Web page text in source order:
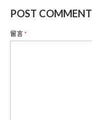
POST COMMENT
留言*